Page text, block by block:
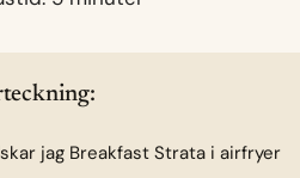
jag Breakfast Strata i airfryer